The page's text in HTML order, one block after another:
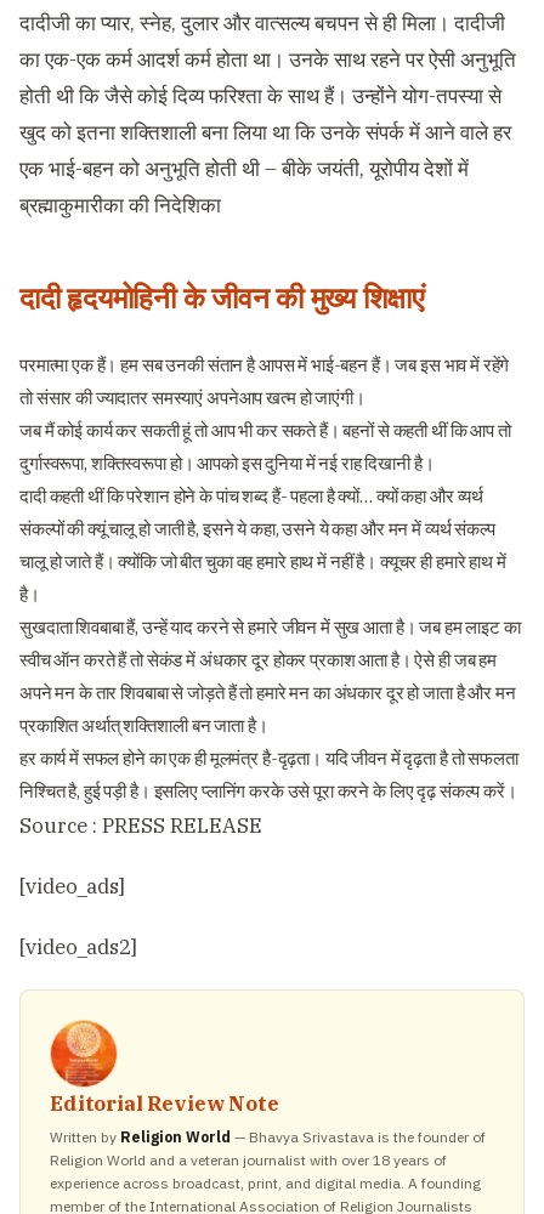
दादीजी का प्यार, स्नेह, दुलार और वात्सल्य बचपन से ही मिला। दादीजी
का एक-एक कर्म आदर्श कर्म होता था। उनके साथ रहने पर ऐसी अनुभूति
होती थी कि जैसे कोई दिव्य फरिश्ता के साथ हैं। उन्होंने योग-तपस्या से
खुद को इतना शक्तिशाली बना लिया था कि उनके संपर्क में आने वाले हर
एक भाई-बहन को अनुभूति होती थी – बीके जयंती, यूरोपीय देशों में
ब्रह्माकुमारीका की निदेशिका
दादी हृदयमोहिनी के जीवन की मुख्य शिक्षाएं
परमात्मा एक हैं। हम सब उनकी संतान है आपस में भाई-बहन हैं। जब इस भाव में रहेंगे
तो संसार की ज्यादातर समस्याएं अपनेआप खत्म हो जाएंगी।
जब मैं कोई कार्य कर सकती हूं तो आप भी कर सकते हैं। बहनों से कहती थीं कि आप तो
दुर्गास्वरूपा, शक्तिस्वरूपा हो। आपको इस दुनिया में नई राह दिखानी है।
दादी कहती थीं कि परेशान होने के पांच शब्द हैं- पहला है क्यों… क्यों कहा और व्यर्थ
संकल्पों की क्यूं चालू हो जाती है, इसने ये कहा, उसने ये कहा और मन में व्यर्थ संकल्प
चालू हो जाते हैं। क्योंकि जो बीत चुका वह हमारे हाथ में नहीं है। क्यूचर ही हमारे हाथ में
है।
सुखदाता शिवबाबा हैं, उन्हें याद करने से हमारे जीवन में सुख आता है। जब हम लाइट का
स्वीच ऑन करते हैं तो सेकंड में अंधकार दूर होकर प्रकाश आता है। ऐसे ही जब हम
अपने मन के तार शिवबाबा से जोड़ते हैं तो हमारे मन का अंधकार दूर हो जाता है और मन
प्रकाशित अर्थात् शक्तिशाली बन जाता है।
हर कार्य में सफल होने का एक ही मूलमंत्र है-दृढ़ता। यदि जीवन में दृढ़ता है तो सफलता
निश्चित है, हुई पड़ी है। इसलिए प्लानिंग करके उसे पूरा करने के लिए दृढ़ संकल्प करें।
Source : PRESS RELEASE
[video_ads]
[video_ads2]
Editorial Review Note
Written by Religion World — Bhavya Srivastava is the founder of
Religion World and a veteran journalist with over 18 years of
experience across broadcast, print, and digital media. A founding
member of the International Association of Religion Journalists